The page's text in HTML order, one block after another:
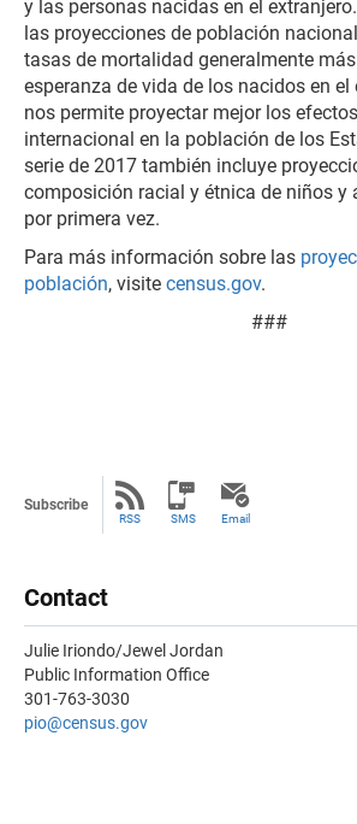
y las personas nacidas en el
las proyecciones de población
tasas de mortalidad generalmente
esperanza de vida de los nacidos en el
nos permite proyectar mejor los
internacional en la población de los
serie de 2017 también incluye
composición racial y étnica de niños y
por primera vez.
Para más información sobre las
población, visite census.gov.
###
Subscribe
RSS SMS Email
Contact
Julie Iriondo/Jewel Jordan
Public Information Office
301-763-3030
pio@census.gov